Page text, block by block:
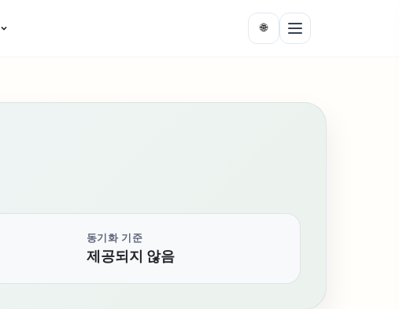
🌐
동기화 기준
제공되지 않음